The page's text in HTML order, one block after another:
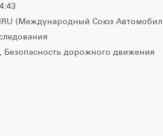
(Международный Союз
Безопасность дорожного движения